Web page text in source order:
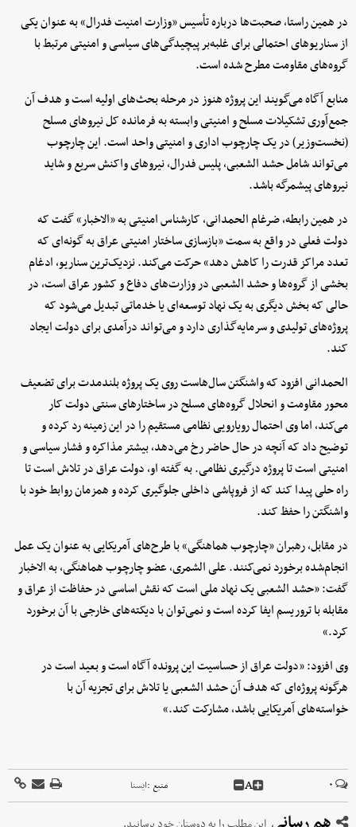
در همین راستا، صحبت‌ها درباره تأسیس «وزارت امنیت فدرال» به عنوان یکی
از سناریوهای احتمالی برای غلبه‌بر پیچیدگی‌های سیاسی و امنیتی مرتبط با
گروه‌های مقاومت مطرح شده است.
منابع آگاه می‌گویند این پروژه هنوز در مرحله بحث‌های اولیه است و هدف آن
جمع‌آوری تشکیلات مسلح و امنیتی وابسته به فرمانده کل نیروهای مسلح
(نخست‌وزیر) در یک چارچوب اداری و امنیتی واحد است. این چارچوب
می‌تواند شامل حشد الشعبی، پلیس فدرال، نیروهای واکنش سریع و شاید
نیروهای پیشمرگه باشد.
در همین رابطه، ضرغام الحمدانی، کارشناس امنیتی به «الاخبار» گفت که
دولت فعلی در واقع به سمت «بازسازی ساختار امنیتی عراق به گونه‌ای که
تعدد مراکز قدرت را کاهش دهد» حرکت می‌کند. نزدیک‌ترین سناریو، ادغام
بخشی از گروه‌ها و حشد الشعبی در وزارت‌های دفاع و کشور عراق است، در
حالی که بخش دیگری به یک نهاد توسعه‌ای یا خدماتی تبدیل می‌شود که
پروژه‌های تولیدی و سرمایه‌گذاری دارد و می‌تواند درآمدی برای دولت ایجاد
کند.
الحمدانی افزود که واشنگتن سال‌هاست روی یک پروژه بلندمدت برای تضعیف
محور مقاومت و انحلال گروه‌های مسلح در ساختارهای سنتی دولت کار
می‌کند، اما وی احتمال رویارویی نظامی مستقیم را در این زمینه رد کرده و
توضیح داد که آنچه در حال حاضر رخ می‌دهد، بیشتر مذاکره و فشار سیاسی و
امنیتی است تا پروژه درگیری نظامی. به گفته او، دولت عراق در تلاش است تا
راه حلی پیدا کند که از فروپاشی داخلی جلوگیری کرده و همزمان روابط خود با
واشنگتن را حفظ کند.
در مقابل، رهبران «چارچوب هماهنگی» با طرح‌های آمریکایی به عنوان یک عمل
انجام‌شده برخورد نمی‌کنند. علی الشمری، عضو چارچوب هماهنگی، به الاخبار
گفت: «حشد الشعبی یک نهاد ملی است که نقش اساسی در حفاظت از عراق و
مقابله با تروریسم ایفا کرده است و نمی‌توان با دیکته‌های خارجی با آن برخورد
کرد.»
وی افزود: «دولت عراق از حساسیت این پرونده آگاه است و بعید است در
هرگونه پروژه‌ای که هدف آن حشد الشعبی یا تلاش برای تجزیه آن با
خواسته‌های آمریکایی باشد، مشارکت کند.»
۰ A منبع :ايسنا